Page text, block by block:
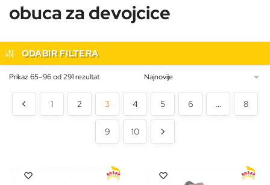
obuca za devojcice
ODABIR FILTERA
Prikaz 65–96 od 291 rezultatSortirano
1 2 3 4 5 6 … 8
9 10